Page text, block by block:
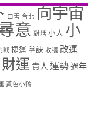
口舌 台北 向宇宙
意 對話 小人 小
戰 捷運 掌訣 收穫 改運
財運 貴人 運勢過年
黃色小鴨